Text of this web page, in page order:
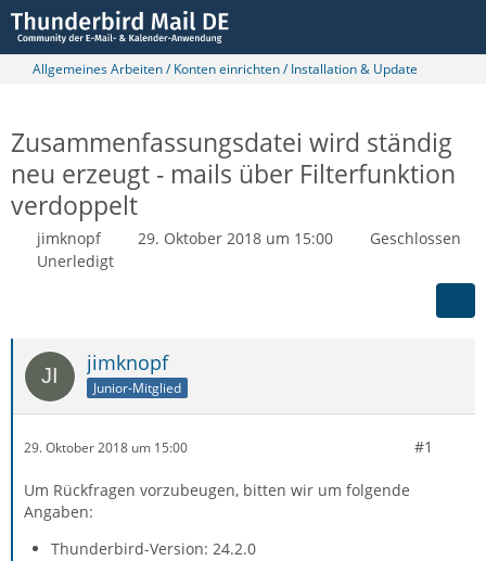
Allgemeines Arbeiten / Konten einrichten / Installation & Update
Zusammenfassungsdatei wird ständig
neu erzeugt - mails über Filterfunktion
verdoppelt
jimknopf 29. Oktober 2018 um 15:00
Geschlossen
Unerledigt
jimknopf
Junior-Mitglied
29. Oktober 2018 um 15:00 #1
Um Rückfragen vorzubeugen, bitten wir um folgende
Angaben:
Thunderbird-Version: 24.2.0